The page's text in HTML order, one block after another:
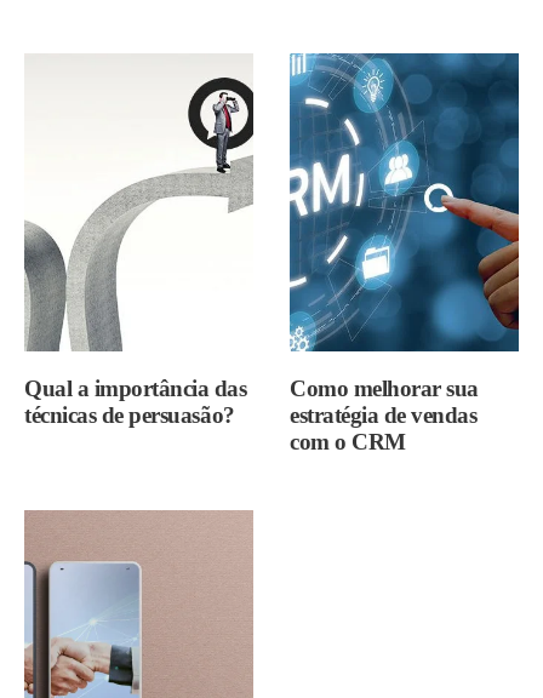
Qual a importância das
técnicas de persuasão?
Como melhorar sua
estratégia de vendas
com o CRM